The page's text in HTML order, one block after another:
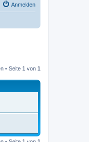
Anmelden
• Seite 1 von 1